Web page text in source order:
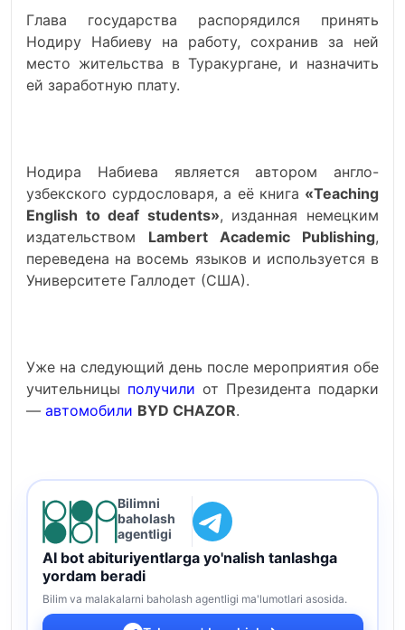
Глава государства распорядился принять
Нодиру Набиеву на работу, сохранив за ней
место жительства в Туракургане, и назначить
ей заработную плату.
Нодира Набиева является автором англо-
узбекского сурдословаря, а её книга «Teaching
English to deaf students», изданная немецким
издательством Lambert Academic Publishing,
переведена на восемь языков и используется в
Университете Галлодет (США).
Уже на следующий день после мероприятия обе
учительницы получили от Президента подарки
— автомобили BYD CHAZOR.
Bilimni
baholash
agentligi
AI bot abituriyentlarga yo'nalish tanlashga
yordam beradi
Bilim va malakalarni baholash agentligi ma'lumotlari asosida.